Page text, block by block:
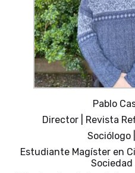
Pablo
Director | Revista
Sociólogo
Estudiante Magíster en
Sociedad